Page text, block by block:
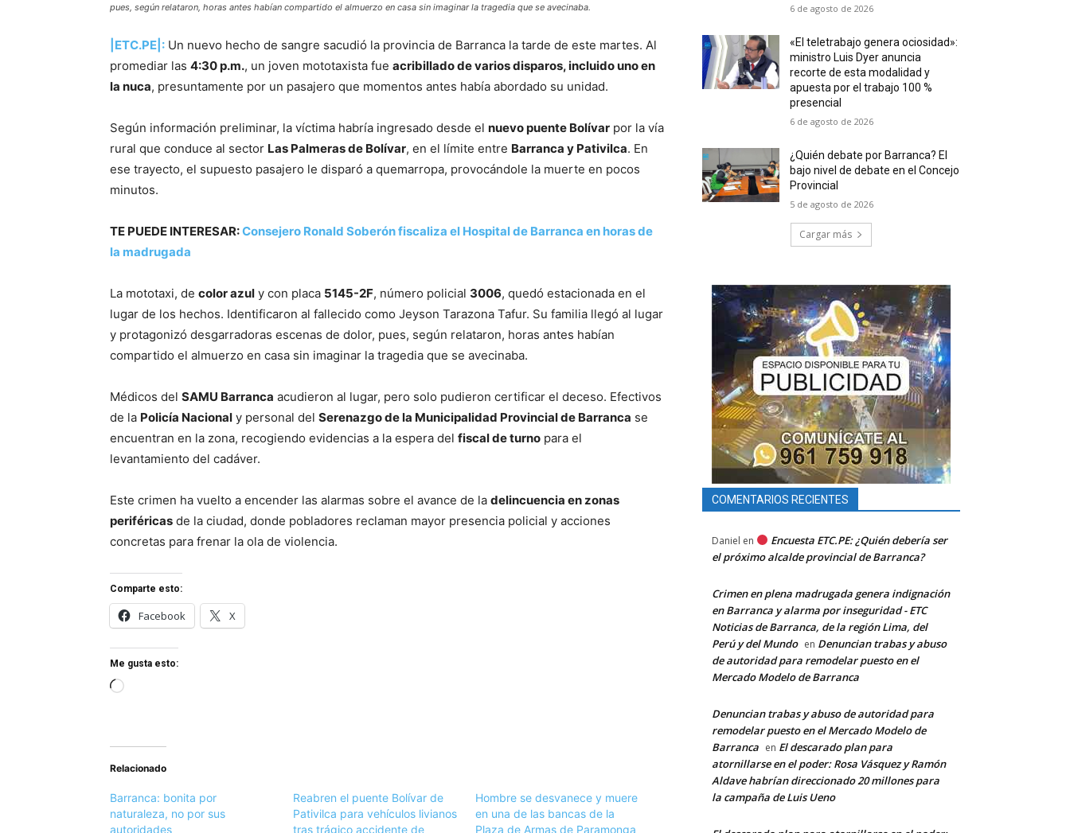
pues, según relataron, horas antes habían compartido el almuerzo en casa sin imaginar la tragedia que se avecinaba.
|ETC.PE|: Un nuevo hecho de sangre sacudió la provincia de Barranca la tarde de este martes. Al
promediar las 4:30 p.m., un joven mototaxista fue acribillado de varios disparos, incluido uno en
la nuca, presuntamente por un pasajero que momentos antes había abordado su unidad.
Según información preliminar, la víctima habría ingresado desde el nuevo puente Bolívar por la vía
rural que conduce al sector Las Palmeras de Bolívar, en el límite entre Barranca y Pativilca. En
ese trayecto, el supuesto pasajero le disparó a quemarropa, provocándole la muerte en pocos
minutos.
TE PUEDE INTERESAR:Consejero Ronald Soberón fiscaliza el Hospital de Barranca en horas de
la madrugada
La mototaxi, de color azul y con placa 5145-2F, número policial 3006, quedó estacionada en el
lugar de los hechos. Identificaron al fallecido como Jeyson Tarazona Tafur. Su familia llegó al lugar
y protagonizó desgarradoras escenas de dolor, pues, según relataron, horas antes habían
compartido el almuerzo en casa sin imaginar la tragedia que se avecinaba.
Médicos del SAMU Barranca acudieron al lugar, pero solo pudieron certificar el deceso. Efectivos
de la Policía Nacional y personal del Serenazgo de la Municipalidad Provincial de Barranca se
encuentran en la zona, recogiendo evidencias a la espera del fiscal de turno para el
levantamiento del cadáver.
Este crimen ha vuelto a encender las alarmas sobre el avance de la delincuencia en zonas
periféricas de la ciudad, donde pobladores reclaman mayor presencia policial y acciones
concretas para frenar la ola de violencia.
Comparte esto:
Facebook X
Me gusta esto:
C
g
a
d
Relacionado
Barranca: bonita por
naturaleza, no por sus
autoridades
Reabren el puente Bolívar de
Pativilca para vehículos livianos
tras trágico accidente de
Hombre se desvanece y muere
en una de las bancas de la
Plaza de Armas de Paramonga
6 de agosto de 2026
«El teletrabajo genera ociosidad»:
ministro Luis Dyer anuncia
recorte de esta modalidad y
apuesta por el trabajo 100 %
presencial
6 de agosto de 2026
¿Quién debate por Barranca? El
bajo nivel de debate en el Concejo
Provincial
5 de agosto de 2026
Cargar más
COMENTARIOS RECIENTES
Daniel en
Encuesta ETC.PE: ¿Quién debería ser
el próximo alcalde provincial de Barranca?
Crimen en plena madrugada genera indignación
en Barranca y alarma por inseguridad - ETC
Noticias de Barranca, de la región Lima, del
Perú y del Mundo en Denuncian trabas y abuso
de autoridad para remodelar puesto en el
Mercado Modelo de Barranca
Denuncian trabas y abuso de autoridad para
remodelar puesto en el Mercado Modelo de
Barranca en El descarado plan para
atornillarse en el poder: Rosa Vásquez y Ramón
Aldave habrían direccionado 20 millones para
la campaña de Luis Ueno